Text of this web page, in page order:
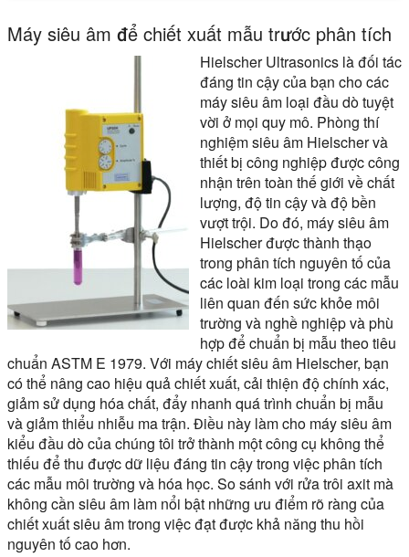
Máy siêu âm để chiết xuất mẫu trước phân tích
Hielscher Ultrasonics là đối tác
đáng tin cậy của bạn cho các
máy siêu âm loại đầu dò tuyệt
vời ở mọi quy mô. Phòng thí
nghiệm siêu âm Hielscher và
thiết bị công nghiệp được công
nhận trên toàn thế giới về chất
lượng, độ tin cậy và độ bền
vượt trội. Do đó, máy siêu âm
Hielscher được thành thạo
trong phân tích nguyên tố của
các loài kim loại trong các mẫu
liên quan đến sức khỏe môi
trường và nghề nghiệp và phù
hợp để chuẩn bị mẫu theo tiêu
chuẩn ASTM E 1979. Với máy chiết siêu âm Hielscher, bạn
có thể nâng cao hiệu quả chiết xuất, cải thiện độ chính xác,
giảm sử dụng hóa chất, đẩy nhanh quá trình chuẩn bị mẫu
và giảm thiểu nhiễu ma trận. Điều này làm cho máy siêu âm
kiểu đầu dò của chúng tôi trở thành một công cụ không thể
thiếu để thu được dữ liệu đáng tin cậy trong việc phân tích
các mẫu môi trường và hóa học. So sánh với rửa trôi axit mà
không cần siêu âm làm nổi bật những ưu điểm rõ ràng của
chiết xuất siêu âm trong việc đạt được khả năng thu hồi
nguyên tố cao hơn.